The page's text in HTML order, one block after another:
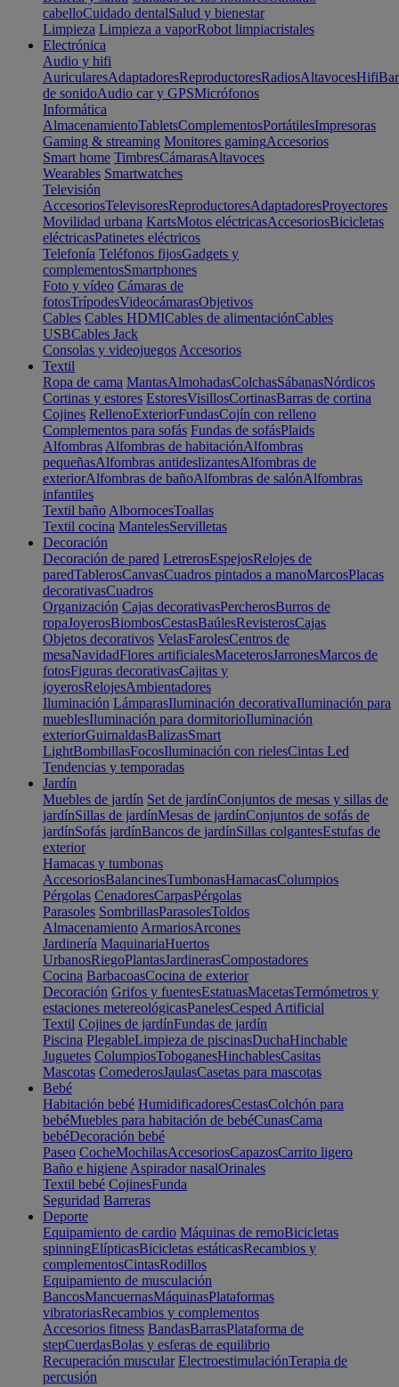
cabelloCuidado dentalSalud y bienestar
Limpieza Limpieza a vaporRobot limpiacristales
Electrónica
Audio y hifi
AuricularesAdaptadoresReproductoresRadiosAltavocesHifi
de sonidoAudio car y GPSMicrófonos
Informática
AlmacenamientoTabletsComplementosPortátilesImpresoras
Gaming & streaming Monitores gamingAccesorios
Smart home TimbresCámarasAltavoces
Wearables Smartwatches
Televisión
AccesoriosTelevisoresReproductoresAdaptadoresProyectores
Movilidad urbana KartsMotos eléctricasAccesoriosBicicletas
eléctricasPatinetes eléctricos
Telefonía Teléfonos fijosGadgets y
complementosSmartphones
Foto y vídeo Cámaras de
fotosTrípodesVideocámarasObjetivos
Cables Cables HDMICables de alimentaciónCables
USBCables Jack
Consolas y videojuegos Accesorios
Textil
Ropa de cama MantasAlmohadasColchasSábanasNórdicos
Cortinas y estores EstoresVisillosCortinasBarras de cortina
Cojines RellenoExteriorFundasCojín con relleno
Complementos para sofás Fundas de sofásPlaids
Alfombras Alfombras de habitaciónAlfombras
pequeñasAlfombras antideslizantesAlfombras de
exteriorAlfombras de bañoAlfombras de salónAlfombras
infantiles
Textil baño AlbornocesToallas
Textil cocina MantelesServilletas
Decoración
Decoración de pared LetrerosEspejosRelojes de
paredTablerosCanvasCuadros pintados a manoMarcosPlacas
decorativasCuadros
Organización Cajas decorativasPercherosBurros de
ropaJoyerosBiombosCestasBaúlesRevisterosCajas
Objetos decorativos VelasFarolesCentros de
mesaNavidadFlores artificialesMaceterosJarronesMarcos de
fotosFiguras decorativasCajitas y
joyerosRelojesAmbientadores
Iluminación LámparasIluminación decorativaIluminación para
mueblesIluminación para dormitorioIluminación
exteriorGuirnaldasBalizasSmart
LightBombillasFocosIluminación con rielesCintas Led
Tendencias y temporadas
Jardín
Muebles de jardín Set de jardínConjuntos de mesas y sillas de
jardínSillas de jardínMesas de jardínConjuntos de sofás de
jardínSofás jardínBancos de jardínSillas colgantesEstufas de
exterior
Hamacas y tumbonas
AccesoriosBalancinesTumbonasHamacasColumpios
Pérgolas CenadoresCarpasPérgolas
Parasoles SombrillasParasolesToldos
Almacenamiento ArmariosArcones
Jardinería MaquinariaHuertos
UrbanosRiegoPlantasJardinerasCompostadores
Cocina BarbacoasCocina de exterior
Decoración Grifos y fuentesEstatuasMacetasTermómetros y
estaciones metereológicasPanelesCesped Artificial
Textil Cojines de jardínFundas de jardín
Piscina PlegableLimpieza de piscinasDuchaHinchable
Juguetes ColumpiosToboganesHinchablesCasitas
Mascotas ComederosJaulasCasetas para mascotas
Bebé
Habitación bebé HumidificadoresCestasColchón para
bebéMuebles para habitación de bebéCunasCama
bebéDecoración bebé
Paseo CocheMochilasAccesoriosCapazosCarrito ligero
Baño e higiene Aspirador nasalOrinales
Textil bebé CojinesFunda
Seguridad Barreras
Deporte
Equipamiento de cardio Máquinas de remoBicicletas
spinningElípticasBicicletas estáticasRecambios y
complementosCintasRodillos
Equipamiento de musculación
BancosMancuernasMáquinasPlataformas
vibratoriasRecambios y complementos
Accesorios fitness BandasBarrasPlataforma de
stepCuerdasBolas y esferas de equilibrio
Recuperación muscular ElectroestimulaciónTerapia de
percusión